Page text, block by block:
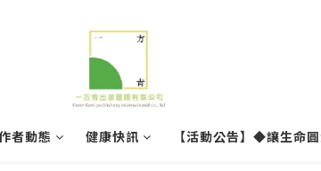
者動態 健康快訊 【活動公告】◆讓生命